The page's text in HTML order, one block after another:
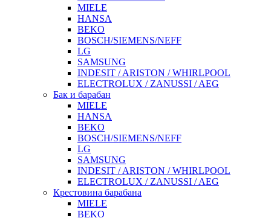
MIELE
HANSA
BEKO
BOSCH/SIEMENS/NEFF
LG
SAMSUNG
INDESIT / ARISTON / WHIRLPOOL
ELECTROLUX / ZANUSSI / AEG
Бак и барабан
MIELE
HANSA
BEKO
BOSCH/SIEMENS/NEFF
LG
SAMSUNG
INDESIT / ARISTON / WHIRLPOOL
ELECTROLUX / ZANUSSI / AEG
Крестовина барабана
MIELE
BEKO